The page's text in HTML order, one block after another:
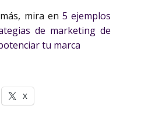
mira en 5 ejemplos
de marketing de
tu marca
X